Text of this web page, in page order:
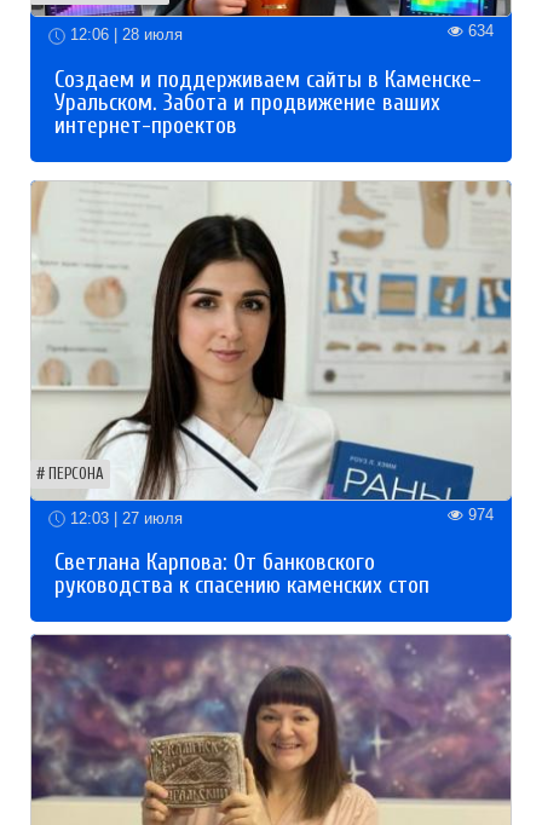
12:06 | 28 июля 634
Создаем и поддерживаем сайты в Каменске-
Уральском. Забота и продвижение ваших
интернет-проектов
ПЕРСОНА
12:03 | 27 июля 974
Светлана Карпова: От банковского
руководства к спасению каменских стоп